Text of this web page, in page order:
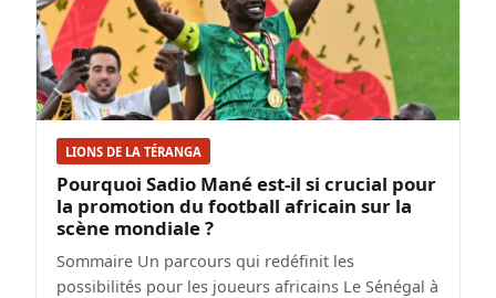
LIONS DE LA TÉRANGA
Pourquoi Sadio Mané est-il si crucial pour
la promotion du football africain sur la
scène mondiale ?
Sommaire Un parcours qui redéfinit les
possibilités pour les joueurs africains Le Sénégal à